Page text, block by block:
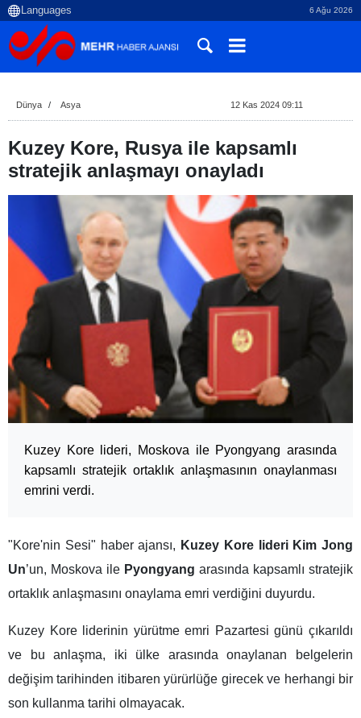
6 Ağu 2026
Dünya Asya 12 Kas 2024 09:11
Kuzey Kore, Rusya ile kapsamlı
stratejik anlaşmayı onayladı
Kuzey Kore lideri, Moskova ile Pyongyang arasında
kapsamlı stratejik ortaklık anlaşmasının onaylanması
emrini verdi.
"Kore'nin Sesi" haber ajansı, Kuzey Kore lideri Kim Jong
Un’un, Moskova ile Pyongyang arasında kapsamlı stratejik
ortaklık anlaşmasını onaylama emri verdiğini duyurdu.
Kuzey Kore liderinin yürütme emri Pazartesi günü çıkarıldı
ve bu anlaşma, iki ülke arasında onaylanan belgelerin
değişim tarihinden itibaren yürürlüğe girecek ve herhangi bir
son kullanma tarihi olmayacak.